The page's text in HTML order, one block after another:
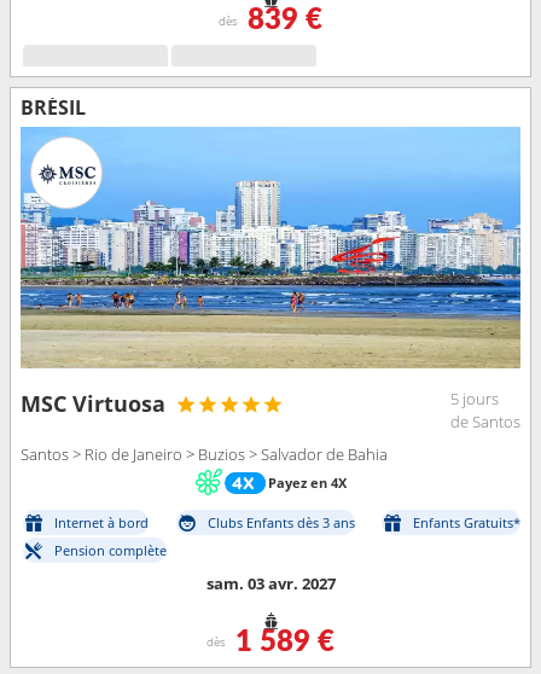
dès 839 €
BRÉSIL
MSC Virtuosa
5 jours
de Santos
Santos > Rio de Janeiro > Buzios > Salvador de Bahia
Payez en 4X
Internet à bord Clubs Enfants dès 3 ans
Enfants Gratuits*
Pension complète
sam. 03 avr. 2027
dès 1 589 €